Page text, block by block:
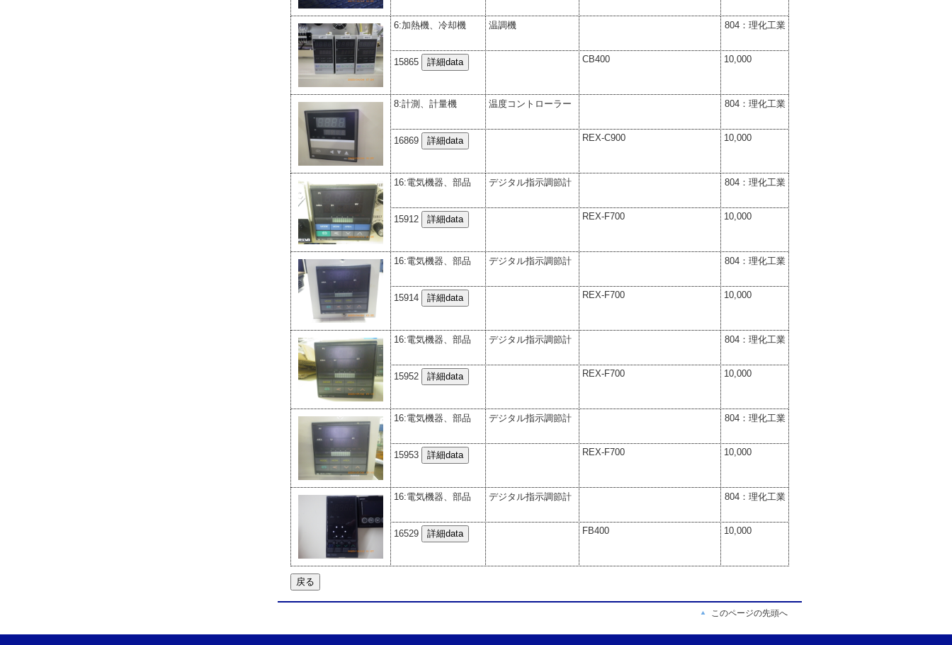
6:加熱機、冷却機 温調機 804：理化工業
15865 CB400 10,000
8:計測、計量機 温度コントローラー 804：理化工業
16869 REX-C900 10,000
16:電気機器、部品 デジタル指示調節計 804：理化工業
15912 REX-F700 10,000
16:電気機器、部品 デジタル指示調節計 804：理化工業
15914 REX-F700 10,000
16:電気機器、部品 デジタル指示調節計 804：理化工業
15952 REX-F700 10,000
16:電気機器、部品 デジタル指示調節計 804：理化工業
15953 REX-F700 10,000
16:電気機器、部品 デジタル指示調節計 804：理化工業
16529 FB400 10,000
このページの先頭へ